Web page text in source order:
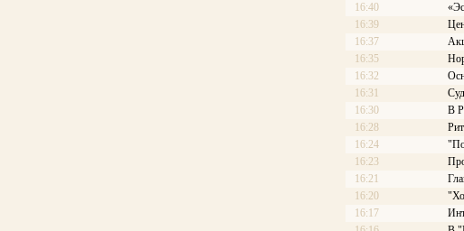
16:40
16:39
16:37
16:35
16:32
16:31
16:30
В
16:28
16:24
16:23
16:21
16:20
16:17